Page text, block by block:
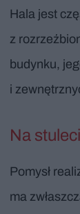
Hala jest
z
budynku,
i
Na
Pomysł
ma